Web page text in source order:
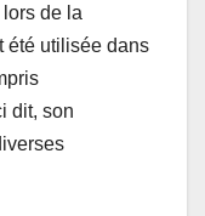
lors de la
été utilisée dans
dit, son